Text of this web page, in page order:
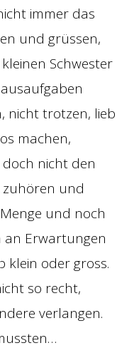
immer das
und grüssen,
Schwester
nicht trotzen, lieb
machen,
nicht den
zuhören und
und noch
an Erwartungen
klein oder gross.
so recht,
verlangen.